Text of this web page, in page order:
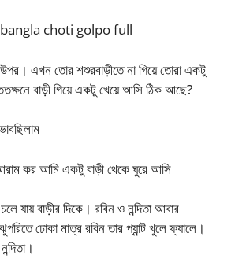
bangla choti golpo full
উপর। এখন তোর শশুরবাড়ীতে না গিয়ে তোরা একটু
বাড়ী গিয়ে একটু খেয়ে আসি ঠিক আছে?
কর আমি একটু বাড়ী থেকে ঘুরে আসি
যায় বাড়ীর দিকে। রবিন ও নন্দিতা আবার
ঢোকা মাত্র রবিন তার প্যান্ট খুলে ফ্যালে।